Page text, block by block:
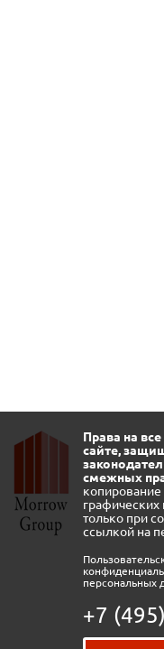
Права на
сайте,
смежных
графических
только при
ссылкой на
персональных
+7